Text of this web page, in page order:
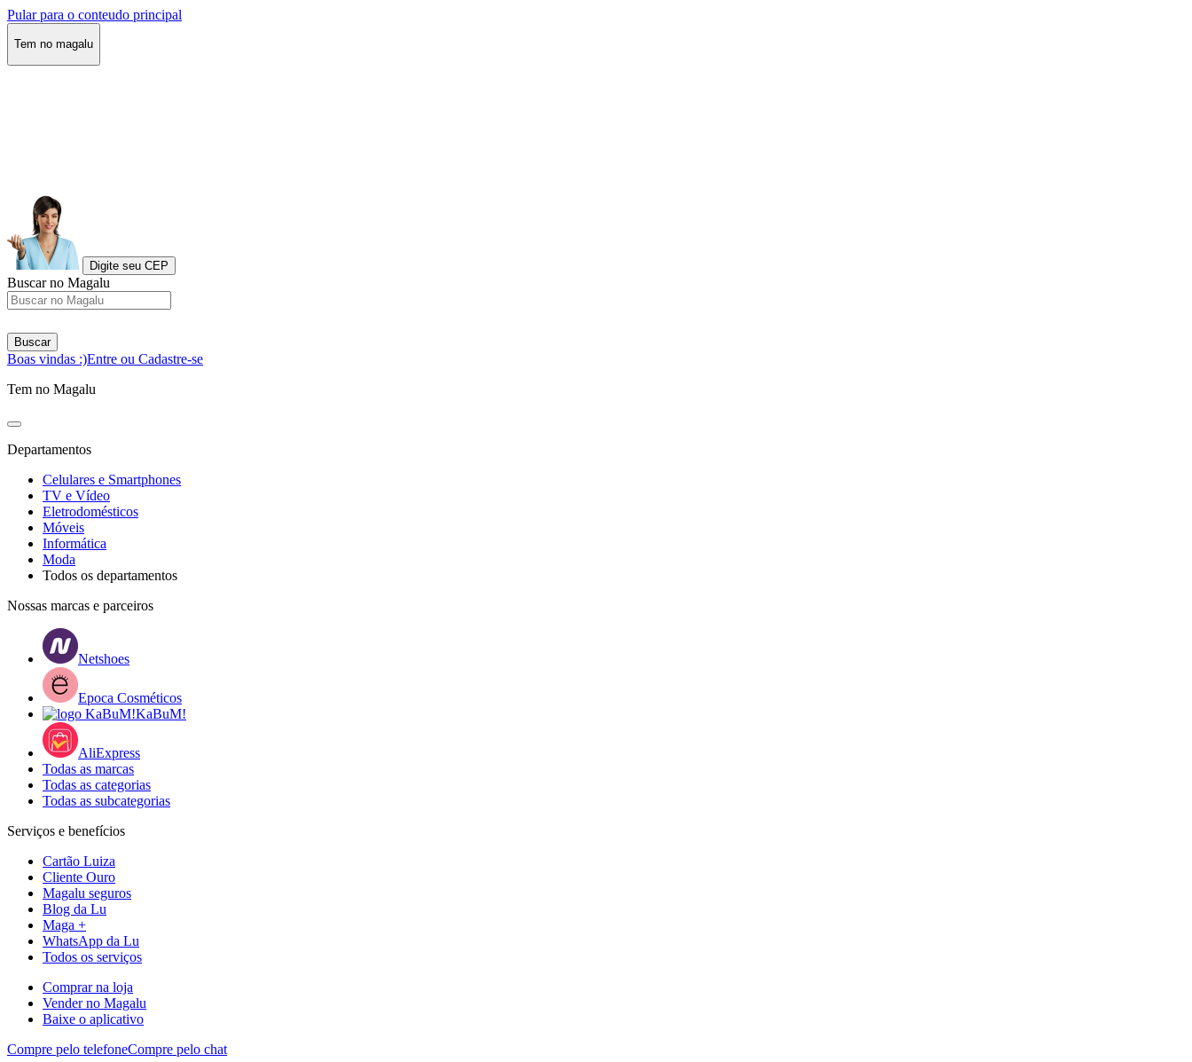
Pular para o conteudo principal
Tem no magalu
Digite seu CEP
Buscar no Magalu
Buscar
Boas vindas :)Entre ou Cadastre-se
Tem no Magalu
Departamentos
Celulares e Smartphones
TV e Vídeo
Eletrodomésticos
Móveis
Informática
Moda
Todos os departamentos
Nossas marcas e parceiros
Netshoes
Epoca Cosméticos
KaBuM!
AliExpress
Todas as marcas
Todas as categorias
Todas as subcategorias
Serviços e benefícios
Cartão Luiza
Cliente Ouro
Magalu seguros
Blog da Lu
Maga +
WhatsApp da Lu
Todos os serviços
Comprar na loja
Vender no Magalu
Baixe o aplicativo
Compre pelo telefoneCompre pelo chat